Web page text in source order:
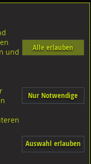
Ausführungen Injektionssysteme
und
Alle erlauben
Nur Notwendige
Auswahl erlauben